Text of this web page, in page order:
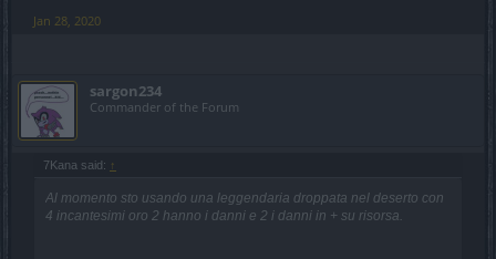
Jan 28, 2020
sargon234
Commander of the Forum
7Kana said: ↑
Al momento sto usando una leggendaria droppata nel deserto con
4 incantesimi oro 2 hanno i danni e 2 i danni in + su risorsa.